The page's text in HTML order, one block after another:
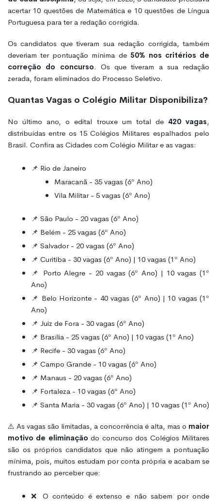
acertar 10 questões de Matemática e 10 questões de Língua
Portuguesa para ter a redação corrigida.
Os candidatos que tiveram sua redação corrigida, também
deveriam ter pontuação mínima de 50% nos critérios de
correção do concurso. Os que tiveram a sua redação
zerada, foram eliminados do Processo Seletivo.
Quantas Vagas o Colégio Militar Disponibiliza?
No último ano, o edital trouxe um total de 420 vagas,
distribuídas entre os 15 Colégios Militares espalhados pelo
Brasil. Confira as Cidades com Colégio Militar e as vagas:
📌 Rio de Janeiro
Maracanã - 35 vagas (6º Ano)
Vila Militar - 5 vagas (6º Ano)
📌 São Paulo - 20 vagas (6º Ano)
📌 Belém - 25 vagas (6º Ano)
📌 Salvador - 20 vagas (6º Ano)
📌 Curitiba - 30 vagas (6º Ano) | 10 vagas (1º Ano)
📌 Porto Alegre - 20 vagas (6º Ano) | 10 vagas (1º
Ano)
📌 Belo Horizonte - 40 vagas (6º Ano) | 10 vagas (1º
Ano)
📌 Juiz de Fora - 30 vagas (6º Ano)
📌 Brasília - 25 vagas (6º Ano) | 10 vagas (1º Ano)
📌 Recife - 30 vagas (6º Ano)
📌 Campo Grande - 10 vagas (6º Ano)
📌 Manaus - 20 vagas (6º Ano)
📌 Fortaleza - 10 vagas (6º Ano)
📌 Santa Maria - 30 vagas (6º Ano) | 10 vagas (1º Ano)
⚠️ As vagas são limitadas, a concorrência é alta, mas o maior
motivo de eliminação do concurso dos Colégios Militares
são os próprios candidatos que não atingem a pontuação
mínima, pois, muitos estudam por conta própria e acabam se
frustrando ao perceber que:
❌ O conteúdo é extenso e não sabem por onde